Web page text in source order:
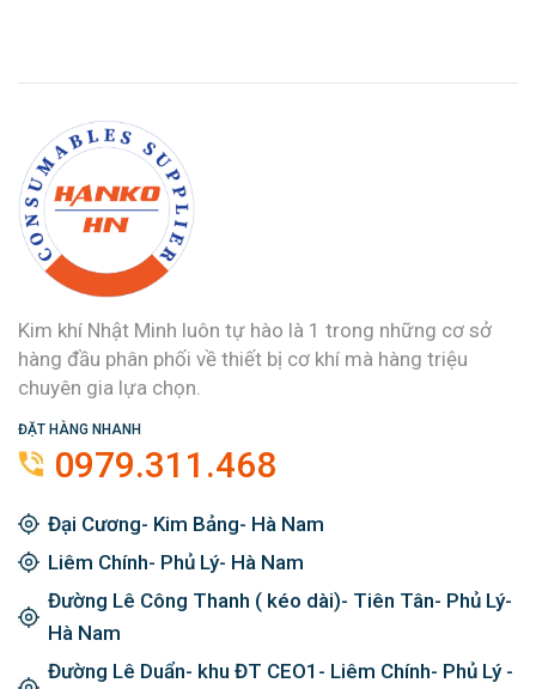
Kim khí Nhật Minh luôn tự hào là 1 trong những cơ sở
hàng đầu phân phối về thiết bị cơ khí mà hàng triệu
chuyên gia lựa chọn.
ĐẶT HÀNG NHANH
0979.311.468
Đại Cương- Kim Bảng- Hà Nam
Liêm Chính- Phủ Lý- Hà Nam
Đường Lê Công Thanh ( kéo dài)- Tiên Tân- Phủ Lý-
Hà Nam
Đường Lê Duẩn- khu ĐT CEO1- Liêm Chính- Phủ Lý -